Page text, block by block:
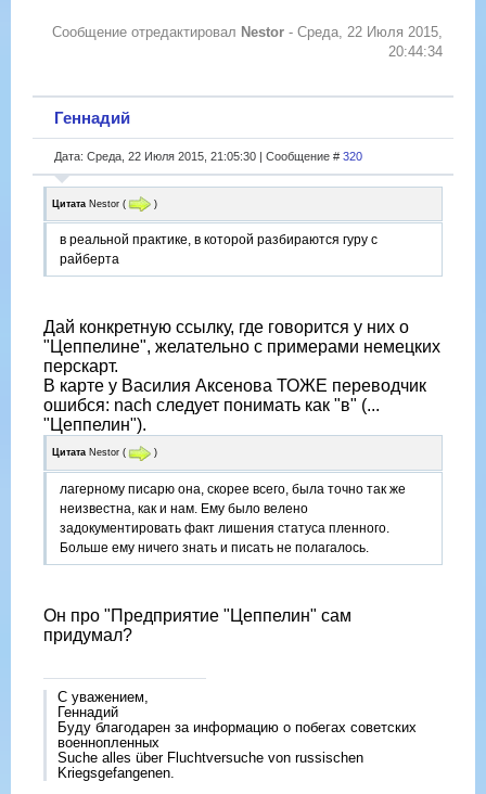
Сообщение отредактировал Nestor - Среда, 22 Июля 2015,
20:44:34
Геннадий
Дата: Среда, 22 Июля 2015, 21:05:30 | Сообщение # 320
Цитата Nestor ( )
в реальной практике, в которой разбираются гуру с
райберта
Дай конкретную ссылку, где говорится у них о
"Цеппелине", желательно с примерами немецких
перскарт.
В карте у Василия Аксенова ТОЖЕ переводчик
ошибся: nach следует понимать как "в" (...
"Цеппелин").
Цитата Nestor ( )
лагерному писарю она, скорее всего, была точно так же
неизвестна, как и нам. Ему было велено
задокументировать факт лишения статуса пленного.
Больше ему ничего знать и писать не полагалось.
Он про "Предприятие "Цеппелин" сам
придумал?
С уважением,
Геннадий
Буду благодарен за информацию о побегах советских
военнопленных
Suche alles über Fluchtversuche von russischen
Kriegsgefangenen.